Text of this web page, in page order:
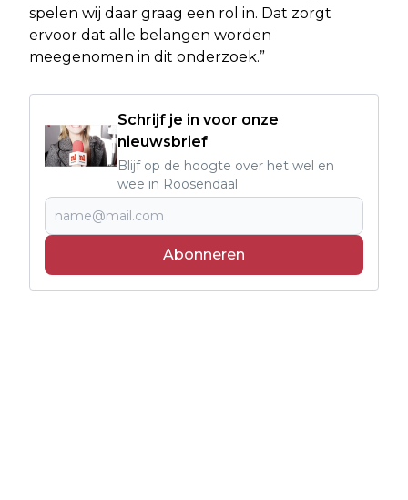
spelen wij daar graag een rol in. Dat zorgt
ervoor dat alle belangen worden
meegenomen in dit onderzoek.”
Schrijf je in voor onze
nieuwsbrief
Blijf op de hoogte over het wel en
wee in Roosendaal
Abonneren